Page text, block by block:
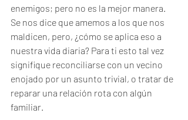
enemigos; pero no es la mejor manera.
Se nos dice que amemos a los que nos
maldicen, pero, ¿cómo se aplica eso a
nuestra vida diaria? Para ti esto tal vez
signifique reconciliarse con un vecino
enojado por un asunto trivial, o tratar de
reparar una relación rota con algún
familiar.